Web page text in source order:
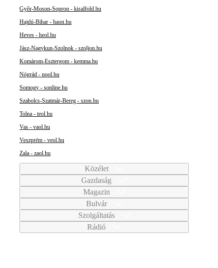
Győr-Moson-Sopron - kisalfold.hu
Hajdú-Bihar - haon.hu
Heves - heol.hu
Jász-Nagykun-Szolnok - szoljon.hu
Komárom-Esztergom - kemma.hu
Nógrád - nool.hu
Somogy - sonline.hu
Szabolcs-Szatmár-Bereg - szon.hu
Tolna - teol.hu
Vas - vaol.hu
Veszprém - veol.hu
Zala - zaol.hu
Közélet
Gazdaság
Magazin
Bulvár
Szolgáltatás
Rádió